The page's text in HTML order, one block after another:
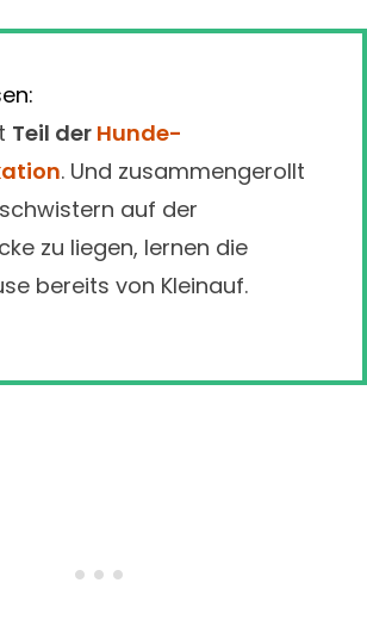
Teil der Hunde-
. Und zusammengerollt
auf der
zu liegen, lernen die
bereits von Kleinauf.